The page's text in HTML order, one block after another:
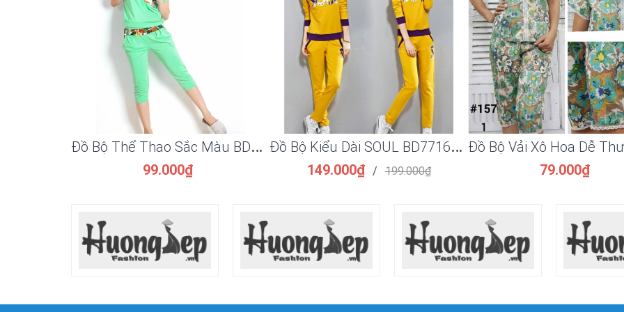
Đ
ồ Bộ Thể Thao Sắc Màu BD92414V
99.000₫
Đ
ồ Bộ Kiểu Dài SOUL BD7716VN
149.000₫ / 199.000₫ 79.000₫